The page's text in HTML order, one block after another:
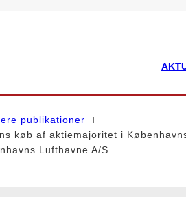
publikationer
køb af aktiemajoritet i
Lufthavne A/S